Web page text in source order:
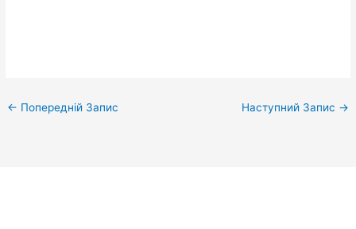
← Попередній Запис Наступний Запис →